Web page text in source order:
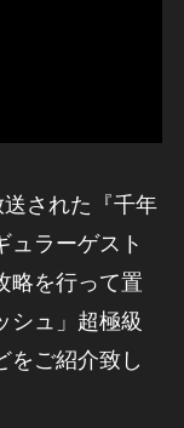
された『千年
ュラーゲスト
略を行って置
シュ」超極級
をご紹介致し